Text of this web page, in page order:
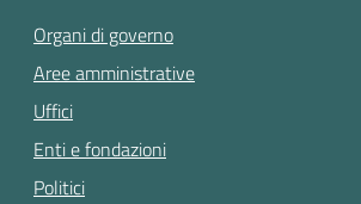
a
m
e
n
t
o
Organi di governo
Aree amministrative
Uffici
Enti e fondazioni
Politici